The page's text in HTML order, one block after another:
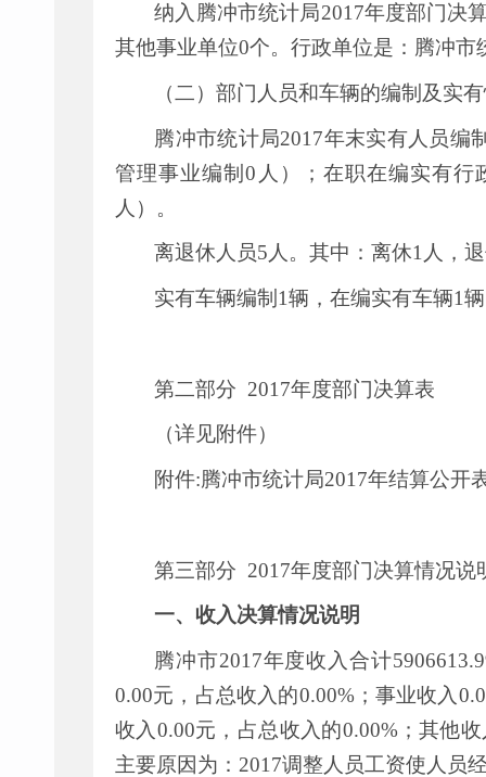
纳入腾冲市统计局2017年度部门决
其他事业单位0个。行政单位是：腾冲市
（二）部门人员和车辆的编制及实
腾冲市统计局2017年末实有人员编
管理事业编制0 人）；在职在编实有行
人）。
离退休人员5人。其中：离休1人，
实有车辆编制 1辆，在编实有车辆1
第二部分 2017年度部门决算表
（详见附件）
附件:腾冲市统计局2017年结算公开
第三部分 2017年度部门决算情况说
一、收入决算情况说明
腾冲市2017年度收入合计
0.00元，占总收入的0.00%；事业收入
收入 0.00元，占总收入的0.00%；其他收
主要原因为： 2017调整人员工资使人员